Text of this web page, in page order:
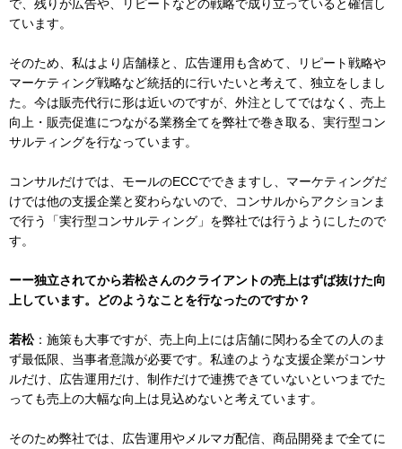
で、残りが広告や、リピートなどの戦略で成り立っていると確信し
ています。
そのため、私はより店舗様と、広告運用も含めて、リピート戦略や
マーケティング戦略など統括的に行いたいと考えて、独立をしまし
た。今は販売代行に形は近いのですが、外注としてではなく、売上
向上・販売促進につながる業務全てを弊社で巻き取る、実行型コン
サルティングを行なっています。
コンサルだけでは、モールのECCでできますし、マーケティングだ
けでは他の支援企業と変わらないので、コンサルからアクションま
で行う「実行型コンサルティング」を弊社では行うようにしたので
す。
ーー独立されてから若松さんのクライアントの売上はずば抜けた向
上しています。どのようなことを行なったのですか？
若松：施策も大事ですが、売上向上には店舗に関わる全ての人のま
ず最低限、当事者意識が必要です。私達のような支援企業がコンサ
ルだけ、広告運用だけ、制作だけで連携できていないといつまでた
っても売上の大幅な向上は見込めないと考えています。
そのため弊社では、広告運用やメルマガ配信、商品開発まで全てに